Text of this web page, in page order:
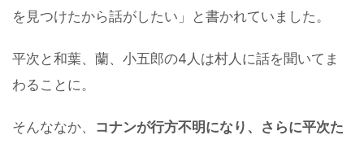
を見つけたから話がしたい」と書かれていました。
平次と和葉、蘭、小五郎の4人は村人に話を聞いてま
わることに。
そんななか、 コナンが行方不明になり、さらに平次た